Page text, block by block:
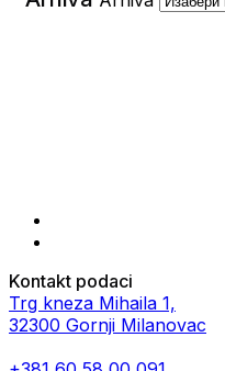
Kontakt podaci
Trg kneza Mihaila 1,
32300 Gornji Milanovac